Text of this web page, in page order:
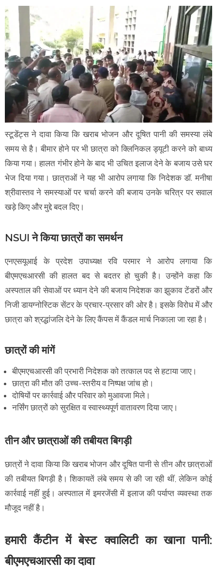
स्टूडेंट्स ने दावा किया कि खराब भोजन और दूषित पानी की समस्या लंबे
समय से है। बीमार होने पर भी छात्रा को क्लिनिकल ड्यूटी करने को बाध्य
किया गया। हालत गंभीर होने के बाद भी उचित इलाज देने के बजाय उसे घर
भेज दिया गया। छात्राओं ने यह भी आरोप लगाया कि निदेशक डॉ. मनीषा
श्रीवास्तव ने समस्याओं पर चर्चा करने की बजाय उनके चरित्र पर सवाल
खड़े किए और मुद्दे बदल दिए।
NSUI ने किया छात्रों का समर्थन
एनएसयूआई के प्रदेश उपाध्यक्ष रवि परमार ने आरोप लगाया कि
बीएमएचआरसी की हालत बद से बदतर हो चुकी है। उन्होंने कहा कि
अस्पताल की सेवाओं पर ध्यान देने की बजाय निदेशक का झुकाव टेंडरों और
निजी डायग्नोस्टिक सेंटर के प्रचार-प्रसार की ओर है। इसके विरोध में और
छात्रा को श्रद्धांजलि देने के लिए कैंपस में कैंडल मार्च निकाला जा रहा है।
छात्रों की मांगें
बीएमएचआरसी की प्रभारी निदेशक को तत्काल पद से हटाया जाए।
छात्रा की मौत की उच्च-स्तरीय व निष्पक्ष जांच हो।
दोषियों पर कार्रवाई और परिवार को मुआवजा मिले।
नर्सिंग छात्रों को सुरक्षित व स्वास्थ्यपूर्ण वातावरण दिया जाए।
तीन और छात्राओं की तबीयत बिगड़ी
छात्रों ने दावा किया कि खराब भोजन और दूषित पानी से तीन और छात्राओं
की तबीयत बिगड़ी है। शिकायतें लंबे समय से की जा रही थीं, लेकिन कोई
कार्रवाई नहीं हुई। अस्पताल में इमरजेंसी में इलाज की पर्याप्त व्यवस्था तक
मौजूद नहीं है।
हमारी कैंटीन में बेस्ट क्वालिटी का खाना पानी:
बीएमएचआरसी का दावा